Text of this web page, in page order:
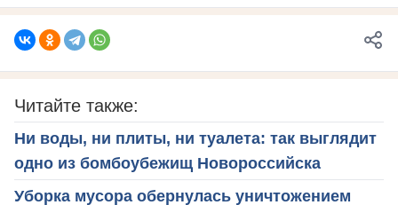
Читайте также:
Ни воды, ни плиты, ни туалета: так выглядит
одно из бомбоубежищ Новороссийска
Уборка мусора обернулась уничтожением